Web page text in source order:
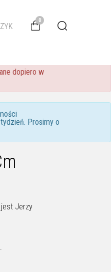
0
dopiero w
Prosimy o
jest Jerzy